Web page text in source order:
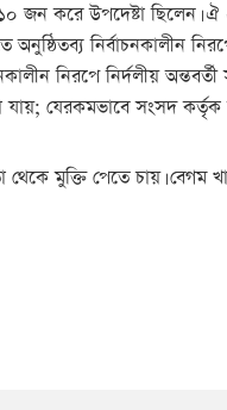
জন করে উপদেষ্টা
নির্বাচনকালীন
নিরপে নির্দলীয়
যায়; যেরকমভাবে সংসদ
মুক্তি পেতে চায়। বেগম